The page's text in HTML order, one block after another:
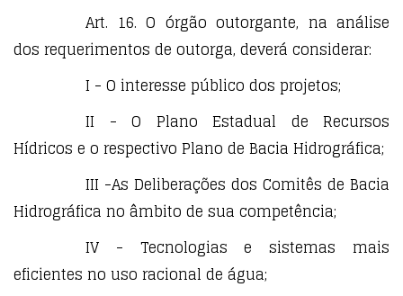
Art. 16. O órgão outorgante, na análise
dos requerimentos de outorga, deverá considerar:
I - O interesse público dos projetos;
II - O Plano Estadual de Recursos
Hídricos e o respectivo Plano de Bacia Hidrográfica;
III -As Deliberações dos Comitês de Bacia
Hidrográfica no âmbito de sua competência;
IV - Tecnologias e sistemas mais
eficientes no uso racional de água;